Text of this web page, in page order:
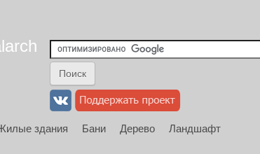
здания Бани Дерево
Ландшафт